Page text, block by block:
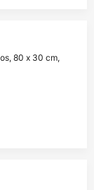
80 x 30 cm,